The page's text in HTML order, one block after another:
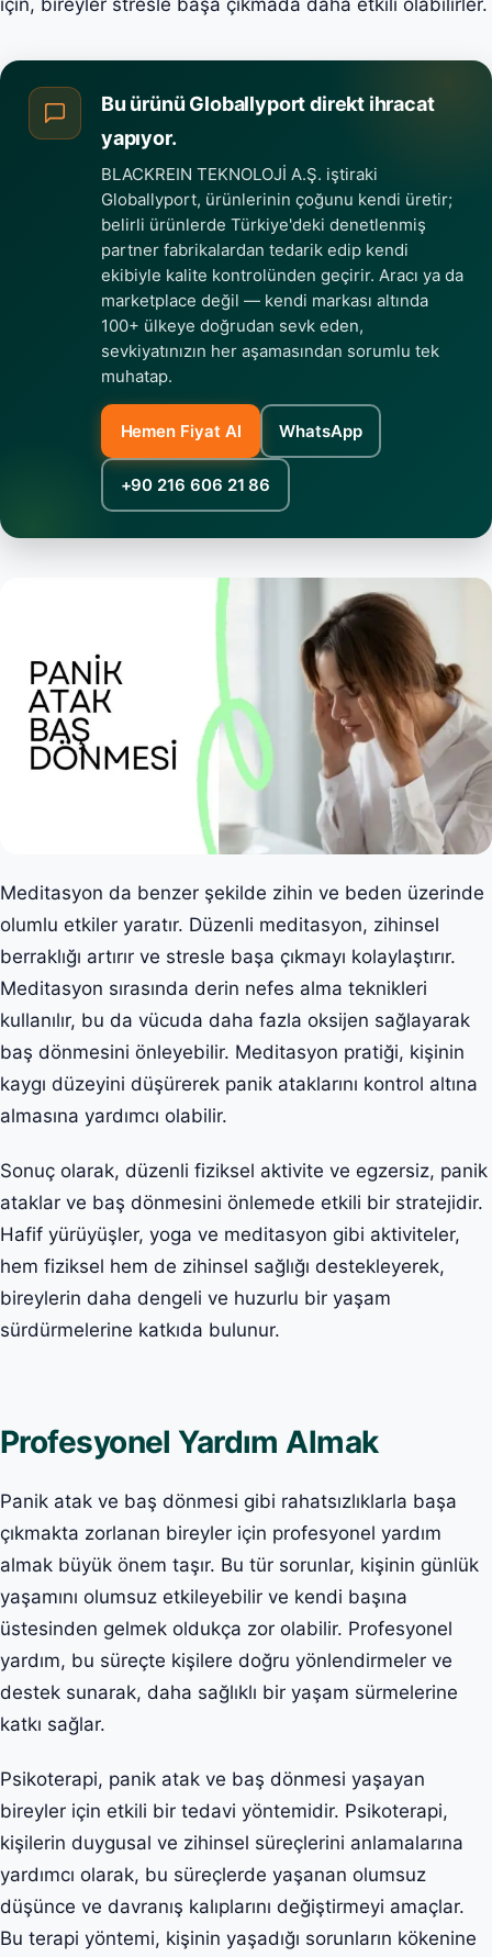
için, bireyler stresle başa çıkmada daha etkili olabilirler.
Bu ürünü Globallyport direkt ihracat
yapıyor.
BLACKREIN TEKNOLOJİ A.Ş. iştiraki
Globallyport, ürünlerinin çoğunu kendi üretir;
belirli ürünlerde Türkiye'deki denetlenmiş
partner fabrikalardan tedarik edip kendi
ekibiyle kalite kontrolünden geçirir. Aracı ya da
marketplace değil — kendi markası altında
100+ ülkeye doğrudan sevk eden,
sevkiyatınızın her aşamasından sorumlu tek
muhatap.
Hemen Fiyat Al WhatsApp
+90 216 606 21 86
Meditasyon da benzer şekilde zihin ve beden üzerinde
olumlu etkiler yaratır. Düzenli meditasyon, zihinsel
berraklığı artırır ve stresle başa çıkmayı kolaylaştırır.
Meditasyon sırasında derin nefes alma teknikleri
kullanılır, bu da vücuda daha fazla oksijen sağlayarak
baş dönmesini önleyebilir. Meditasyon pratiği, kişinin
kaygı düzeyini düşürerek panik ataklarını kontrol altına
almasına yardımcı olabilir.
Sonuç olarak, düzenli fiziksel aktivite ve egzersiz, panik
ataklar ve baş dönmesini önlemede etkili bir stratejidir.
Hafif yürüyüşler, yoga ve meditasyon gibi aktiviteler,
hem fiziksel hem de zihinsel sağlığı destekleyerek,
bireylerin daha dengeli ve huzurlu bir yaşam
sürdürmelerine katkıda bulunur.
Profesyonel Yardım Almak
Panik atak ve baş dönmesi gibi rahatsızlıklarla başa
çıkmakta zorlanan bireyler için profesyonel yardım
almak büyük önem taşır. Bu tür sorunlar, kişinin günlük
yaşamını olumsuz etkileyebilir ve kendi başına
üstesinden gelmek oldukça zor olabilir. Profesyonel
yardım, bu süreçte kişilere doğru yönlendirmeler ve
destek sunarak, daha sağlıklı bir yaşam sürmelerine
katkı sağlar.
Psikoterapi, panik atak ve baş dönmesi yaşayan
bireyler için etkili bir tedavi yöntemidir. Psikoterapi,
kişilerin duygusal ve zihinsel süreçlerini anlamalarına
yardımcı olarak, bu süreçlerde yaşanan olumsuz
düşünce ve davranış kalıplarını değiştirmeyi amaçlar.
Bu terapi yöntemi, kişinin yaşadığı sorunların kökenine